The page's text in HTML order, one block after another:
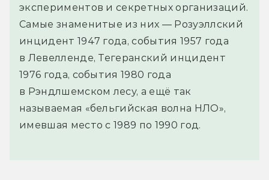
экспериментов и секретных организаций.
Самые знаменитые из них — Розуэллский
инцидент 1947 года, события 1957 года
в Левелленде, Тегеранский инцидент
1976 года, события 1980 года
в Рэндлшемском лесу, а ещё так
называемая «бельгийская волна НЛО»,
имевшая место с 1989 по 1990 год.